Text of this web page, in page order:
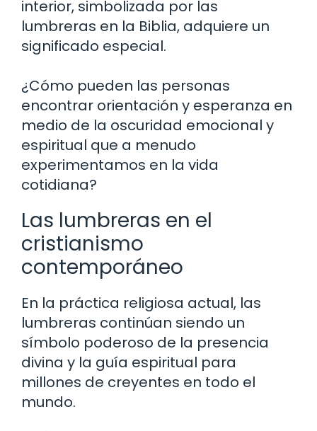
interior, simbolizada por las
lumbreras en la Biblia, adquiere un
significado especial.
¿Cómo pueden las personas
encontrar orientación y esperanza en
medio de la oscuridad emocional y
espiritual que a menudo
experimentamos en la vida
cotidiana?
Las lumbreras en el
cristianismo
contemporáneo
En la práctica religiosa actual, las
lumbreras continúan siendo un
símbolo poderoso de la presencia
divina y la guía espiritual para
millones de creyentes en todo el
mundo.